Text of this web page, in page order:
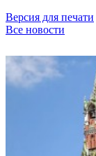
Версия для печати
Все новости